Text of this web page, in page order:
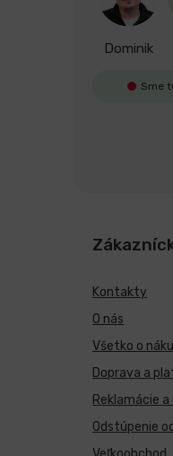
Dominik
Sme
Kontakty
O nás
Všetko o
Doprava a
Reklamácie
Odstúpenie